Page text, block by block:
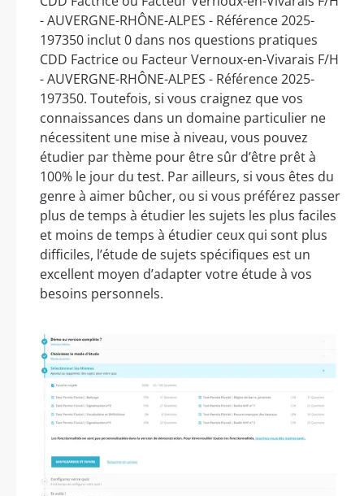
- AUVERGNE-RHÔNE-ALPES - Référence 2025-
197350 inclut 0 dans nos questions pratiques
CDD Factrice ou Facteur Vernoux-en-Vivarais F/H
- AUVERGNE-RHÔNE-ALPES - Référence 2025-
197350. Toutefois, si vous craignez que vos
connaissances dans un domaine particulier ne
nécessitent une mise à niveau, vous pouvez
étudier par thème pour être sûr d’être prêt à
100% le jour du test. Par ailleurs, si vous êtes du
genre à aimer bûcher, ou si vous préférez passer
plus de temps à étudier les sujets les plus faciles
et moins de temps à étudier ceux qui sont plus
difficiles, l’étude de sujets spécifiques est un
excellent moyen d’adapter votre étude à vos
besoins personnels.